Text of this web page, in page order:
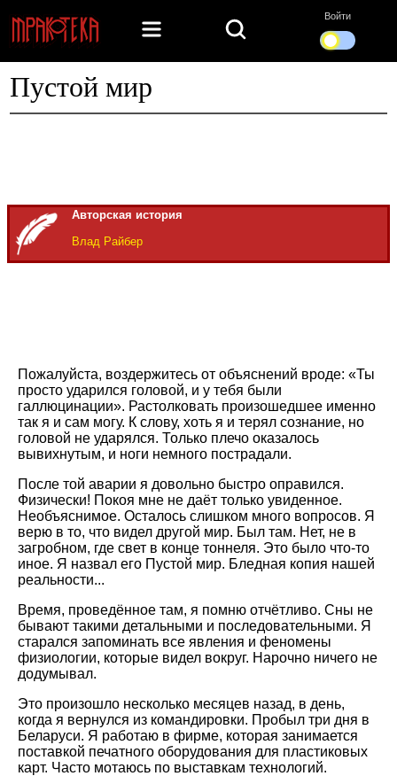
Войти
Пустой мир
Авторская история
Влад Райбер
Пожалуйста, воздержитесь от объяснений вроде: «Ты
просто ударился головой, и у тебя были
галлюцинации». Растолковать произошедшее именно
так я и сам могу. К слову, хоть я и терял сознание, но
головой не ударялся. Только плечо оказалось
вывихнутым, и ноги немного пострадали.
После той аварии я довольно быстро оправился.
Физически! Покоя мне не даёт только увиденное.
Необъяснимое. Осталось слишком много вопросов. Я
верю в то, что видел другой мир. Был там. Нет, не в
загробном, где свет в конце тоннеля. Это было что-то
иное. Я назвал его Пустой мир. Бледная копия нашей
реальности...
Время, проведённое там, я помню отчётливо. Сны не
бывают такими детальными и последовательными. Я
старался запоминать все явления и феномены
физиологии, которые видел вокруг. Нарочно ничего не
додумывал.
Это произошло несколько месяцев назад, в день,
когда я вернулся из командировки. Пробыл три дня в
Беларуси. Я работаю в фирме, которая занимается
поставкой печатного оборудования для пластиковых
карт. Часто мотаюсь по выставкам технологий.